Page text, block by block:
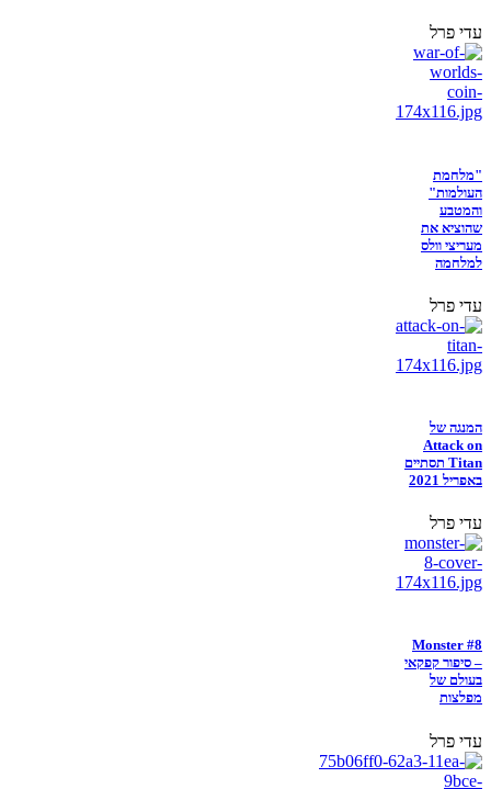
עדי פרל
"מלחמת
העולמות"
והמטבע
שהוציא את
מעריצי וולס
למלחמה
עדי פרל
המנגה של
Attack on
Titan תסתיים
באפריל 2021
עדי פרל
Monster #8
– סיפור קפקאי
בעולם של
מפלצות
עדי פרל